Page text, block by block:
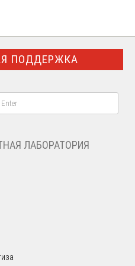
ПОДДЕРЖКА
ЛАБОРАТОРИЯ